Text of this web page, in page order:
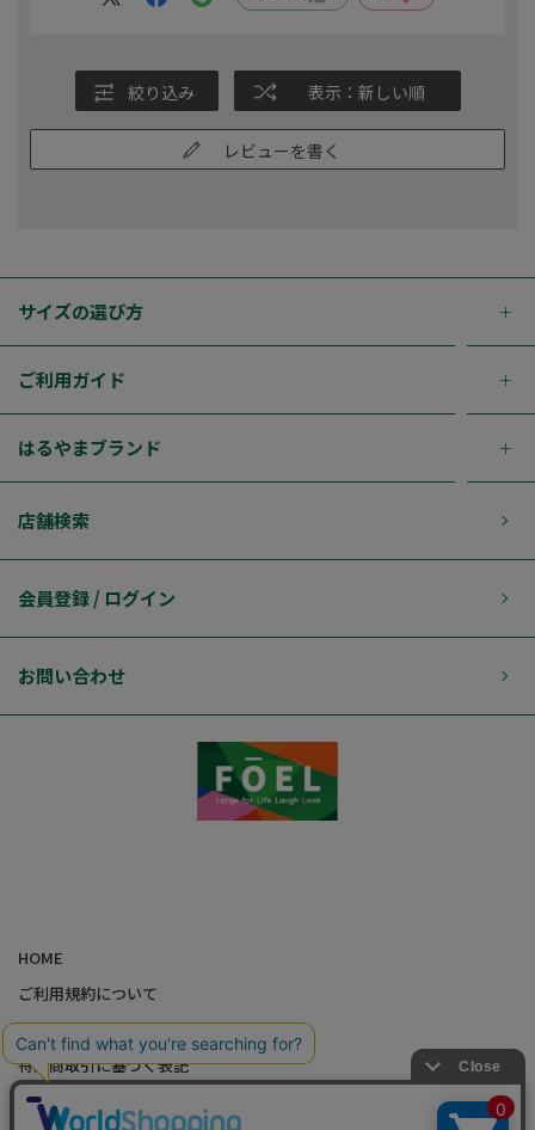
絞り込み 表示：新しい順
レビューを書く
サイズの選び方
ご利用ガイド
はるやまブランド
店舗検索
会員登録 / ログイン
お問い合わせ
HOME
ご利用規約について
個人情報の取り扱いについて
特定商取引に基づく表記
会社概要